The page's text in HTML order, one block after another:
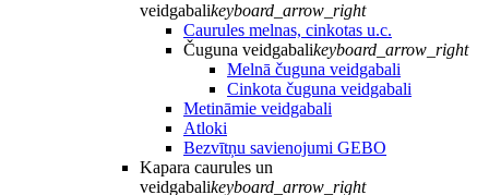
veidgabalikeyboard_arrow_right
Caurules melnas, cinkotas u.c.
Čuguna veidgabalikeyboard_arrow_right
Melnā čuguna veidgabali
Cinkota čuguna veidgabali
Metināmie veidgabali
Atloki
Bezvītņu savienojumi GEBO
Kapara caurules un
veidgabalikeyboard_arrow_right